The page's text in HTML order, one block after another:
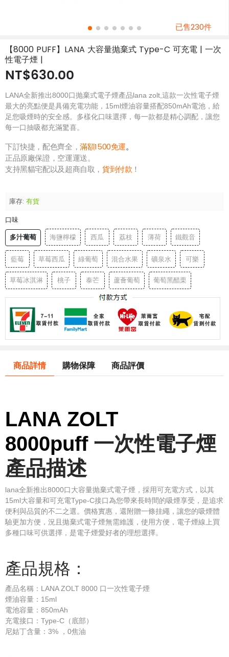
已售230件
【8000 PUFF】LANA 大容量抛棄式 Type-C 可充電 | 一次
性電子煙 |
NT$630.00
LANA全新推出8000口抛棄式電子煙產品lana zolt,這款一次性電子煙
最大的亮點便是具備充電功能，15ml煙油容量搭配850mAh電池，給
足您吸煙時的安全感。多樣化口味選擇，每一款都是精心調配，讓您
每一口抽吸都充滿驚喜。
下訂快捷，配色齊全，滿額1500免運。
正品原廠保證，空運運送。
支持黑貓宅配以及超商自取，貨到付款 ！
庫存: 有貨
口味
多汁葡萄 海鹽檸檬 西瓜 荔枝 薄荷 鐵觀音
藍莓 草莓西瓜 綠葡萄 混合水果 礦泉水 可樂
草莓冰淇淋 桃子 泰芒 蘆薈葡萄 葡萄黑醋栗
商品詳情 購物保障 商品評價
LANA ZOLT
8000puff一次性電子煙
產品描述
lana全新推出8000口大容量抛棄式電子煙，採用可充電方式，以其
15ml大容量和可充電Type-C接口為您帶來長時間的吸煙享受，是追求
便利與品質的不二之選。價格實惠，還附贈一條挂繩，讓您的吸煙體
驗更加方便，況且拋棄式電子煙無需維護，使用方便，電子煙線上買
多種口味可供選擇，是電子煙愛好者的理想選擇。
產品規格：
產品名稱：LANA ZOLT 8000 口一次性電子煙
煙油容量：15ml
電池容量：850mAh
充電接口：Type-C（底部）
尼姑丁含量：3% ，0焦油